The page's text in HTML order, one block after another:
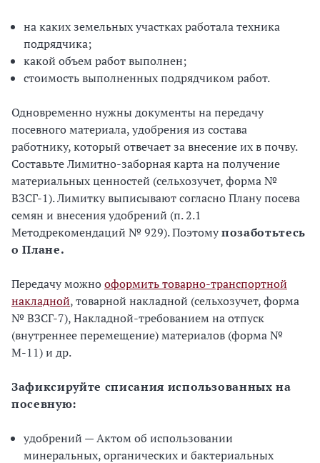
на каких земельных участках работала техника
подрядчика;
какой объем работ выполнен;
стоимость выполненных подрядчиком работ.
Одновременно нужны документы на передачу
посевного материала, удобрения из состава
работнику, который отвечает за внесение их в почву.
Составьте Лимитно-заборная карта на получение
материальных ценностей (сельхозучет, форма №
ВЗСГ-1). Лимитку выписывают согласно Плану посева
семян и внесения удобрений (п. 2.1
Методрекомендаций № 929). Поэтомупозаботьтесь
о Плане.
Передачу можнооформить товарно-транспортной
накладной, товарной накладной (сельхозучет, форма
№ ВЗСГ-7), Накладной-требованием на отпуск
(внутреннее перемещение) материалов (форма №
М-11) и др.
Зафиксируйте списания использованных на
посевную:
удобрений — Актом об использовании
минеральных, органических и бактериальных